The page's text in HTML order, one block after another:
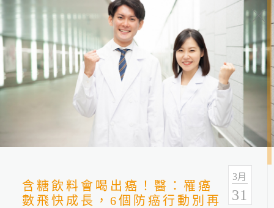
健康報報
分類 全部 健康情報 友善連結
含糖飲料會喝出癌！醫：罹癌
數飛快成長，6個防癌行動別再
3月
31